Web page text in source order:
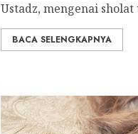
Ustadz, mengenai
BACA SELENGKAPNYA